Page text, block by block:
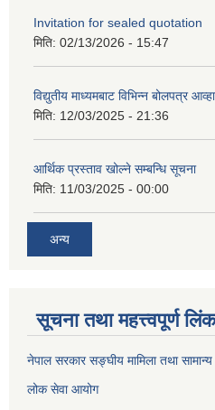
Invitation for sealed quotation
मिति: 02/13/2026 - 15:47
विद्युतीय माध्यमबाट विभिन्न बोलपत्र
मिति: 12/03/2025 - 21:36
आर्थिक प्रस्ताव खोल्ने सम्बन्धि सूचना
मिति: 11/03/2025 - 00:00
अन्य
सूचना तथा महत्त्वपूर्ण
नेपाल सरकार सङ्घीय मामिला तथा
लोक सेवा आयोग